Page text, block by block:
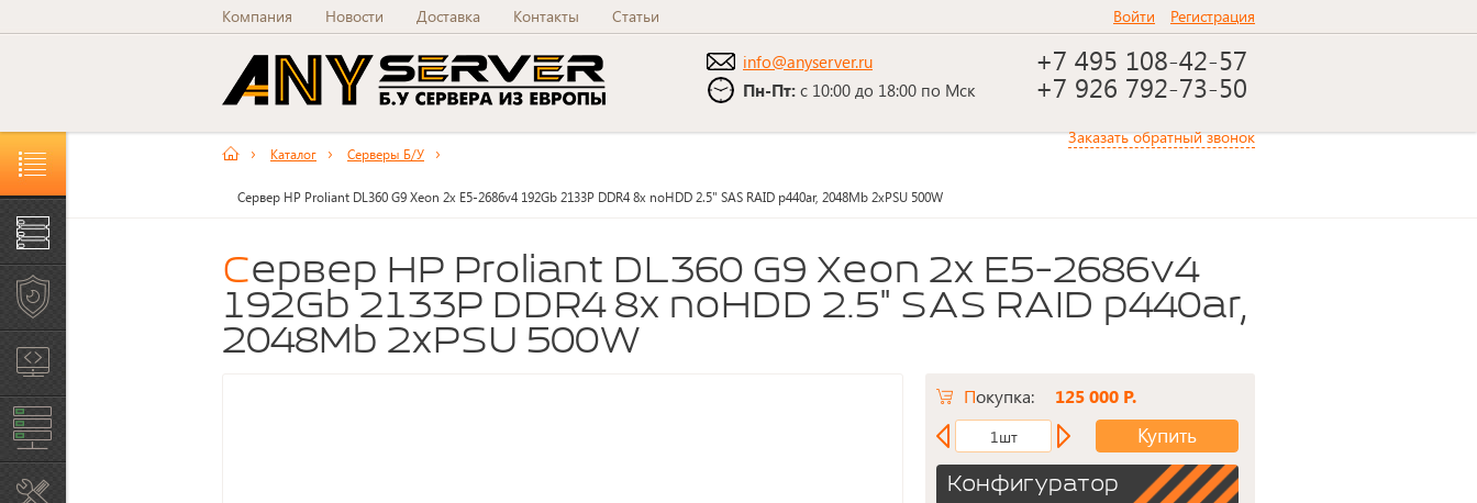
Компания Новости Доставка Контакты Статьи Войти Регистрация
+7 495 108-42-57
+7 926 792-73-50
Заказать обратный звонок
info@anyserver.ru
Пн-Пт: с 10:00 до 18:00 по Мск
Каталог Серверы Б/У
Сервер HP Proliant DL360 G9 Xeon 2x E5-2686v4 192Gb 2133P DDR4 8x noHDD 2.5" SAS RAID p440ar, 2048Mb 2xPSU 500W
Сервер HP Proliant DL360 G9 Xeon 2x E5-2686v4
192Gb 2133P DDR4 8x noHDD 2.5" SAS RAID p440ar,
2048Mb 2xPSU 500W
Покупка: 125 000 Р.
1шт Купить
Конфигуратор
Каталог товаров и услуг
Рабочие станции Б/У
Системы хранения